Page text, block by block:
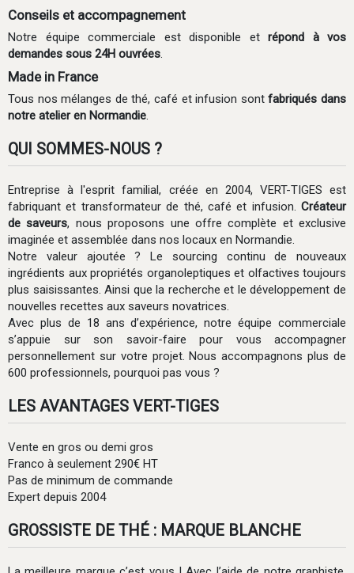
Conseils et accompagnement
Notre équipe commerciale est disponible et répond à vos
demandes sous 24H ouvrées.
Made in France
Tous nos mélanges de thé, café et infusion sontfabriqués dans
notre atelier en Normandie.
QUI SOMMES-NOUS ?
Entreprise à l'esprit familial, créée en 2004, VERT-TIGES est
fabriquant et transformateur de thé, café et infusion. Créateur
de saveurs, nous proposons une offre complète et exclusive
imaginée et assemblée dans nos locaux en Normandie.
Notre valeur ajoutée ? Le sourcing continu de nouveaux
ingrédients aux propriétés organoleptiques et olfactives toujours
plus saisissantes. Ainsi que la recherche et le développement de
nouvelles recettes aux saveurs novatrices.
Avec plus de 18 ans d’expérience, notre équipe commerciale
s’appuie sur son savoir-faire pour vous accompagner
personnellement sur votre projet. Nous accompagnons plus de
600 professionnels, pourquoi pas vous ?
LES AVANTAGES VERT-TIGES
Vente en gros ou demi gros
Franco à seulement 290€ HT
Pas de minimum de commande
Expert depuis 2004
GROSSISTE DE THÉ : MARQUE BLANCHE